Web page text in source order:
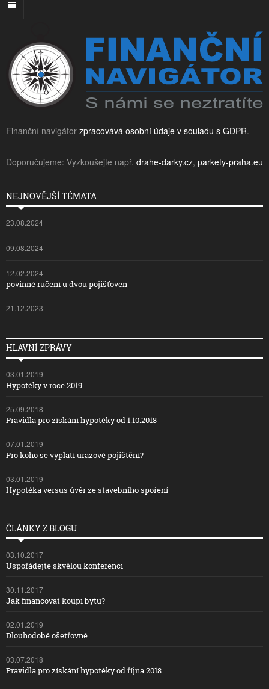
Finanční navigátor zpracovává osobní údaje v souladu s GDPR.
Doporučujeme: Vyzkoušejte např. drahe-darky.cz, parkety-praha.eu
NEJNOVĚJŠÍ TÉMATA
23.08.2024
09.08.2024
12.02.2024
povinné ručení u dvou pojišťoven
21.12.2023
HLAVNÍ ZPRÁVY
03.01.2019
Hypotéky v roce 2019
25.09.2018
Pravidla pro získání hypotéky od 1.10.2018
07.01.2019
Pro koho se vyplatí úrazové pojištění?
03.01.2019
Hypotéka versus úvěr ze stavebního spoření
ČLÁNKY Z BLOGU
03.10.2017
Uspořádejte skvělou konferenci
30.11.2017
Jak financovat koupi bytu?
02.01.2019
Dlouhodobé ošetřovné
03.07.2018
Pravidla pro získání hypotéky od října 2018